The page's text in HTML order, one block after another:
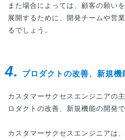
また場合によっては、顧客の願い
展開するために、開発チームや営
るでしょう。
4. プロダクトの改善、新規機
カスタマーサクセスエンジニアの
ロダクトの改善、新規機能の開発で
カスタマーサクセスエンジニアは